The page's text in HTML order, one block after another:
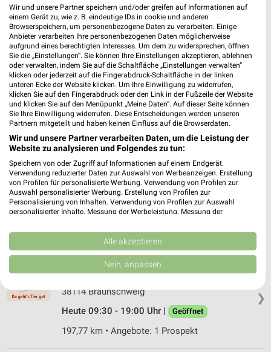
Heute 09:00 - 19:00 Uhr | Geöffnet
200,73 km • Angebote: 1 Prospekt
ZOO & Co. Wolfenbüttel
Am Rehmanger 6
38304 Wolfenbüttel
Heute 09:00 - 19:00 Uhr |
Geöffnet
200,81 km • Angebote: 1 Prospekt
Fressnapf XXL Braunschweig
Frankfurter Straße 243d
38122 Braunschweig
Heute 09:00 - 20:00 Uhr | Geöffnet
❯
ZOO & Co. Braunschweig Hamburger Straße
38114 Braunschweig
Heute 09:30 - 19:00 Uhr |
Geöffnet
197,77 km • Angebote: 1 Prospekt
Wir und unsere Partner speichern und/oder greifen auf Informationen auf
einem Gerät zu, wie z. B. eindeutige IDs in cookie und anderen
Browserspeichern, um personenbezogene Daten zu verarbeiten. Einige
Anbieter verarbeiten Ihre personenbezogenen Daten möglicherweise
aufgrund eines berechtigten Interesses. Um dem zu widersprechen, öffnen
Sie die „Einstellungen“. Sie können Ihre Einstellungen akzeptieren, ablehnen
oder verwalten, indem Sie auf die Schaltfläche „Einstellungen verwalten“
klicken oder jederzeit auf die Fingerabdruck-Schaltfläche in der linken
unteren Ecke der Website klicken. Um Ihre Einwilligung zu widerrufen,
klicken Sie auf den Fingerabdruck oder den Link in der Fußzeile der Website
und klicken Sie auf den Menüpunkt „Meine Daten“. Auf dieser Seite können
Sie Ihre Einwilligung widerrufen. Diese Entscheidungen werden unseren
Partnern mitgeteilt und haben keinen Einfluss auf die Browserdaten.
Wir und unsere Partner verarbeiten Daten, um die Leistung der
Website zu analysieren und Folgendes zu tun:
Speichern von oder Zugriff auf Informationen auf einem Endgerät.
Verwendung reduzierter Daten zur Auswahl von Werbeanzeigen. Erstellung
von Profilen für personalisierte Werbung. Verwendung von Profilen zur
Auswahl personalisierter Werbung. Erstellung von Profilen zur
Personalisierung von Inhalten. Verwendung von Profilen zur Auswahl
personalisierter Inhalte. Messung der Werbeleistung. Messung der
Kombinationen von Daten aus verschiedenen Quellen. Entwicklung und
Verbesserung der Angebote. Verwendung reduzierter Daten zur Auswahl
von Inhalten.
Daten können außerhalb der Europäischen Union weitergegeben und in die
Website/App.
Partnerliste anzeigen (1 IAB-Anbieter)
Alle akzeptieren
Nein, anpassen